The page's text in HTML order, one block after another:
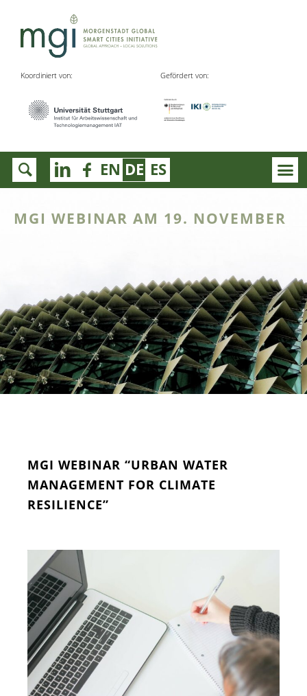
Koordiniert von: Gefördert von:
EN DE ES
MGI WEBINAR AM 19. NOVEMBER
MGI WEBINAR “URBAN WATER
MANAGEMENT FOR CLIMATE
RESILIENCE”